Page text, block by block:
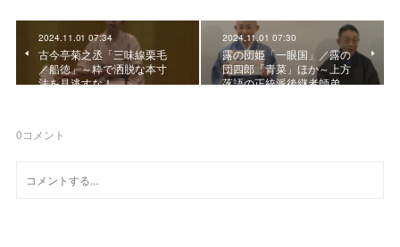
2024.11.01 07:34
古今亭菊之丞「三味線栗毛
／船徳」～粋で洒脱な本寸
法を見逃すな！
2024.11.01 07:30
露の団姫「一眼国」／露の
団四郎「青菜」ほか～上方
落語の正統派後継者師弟…
0コメント